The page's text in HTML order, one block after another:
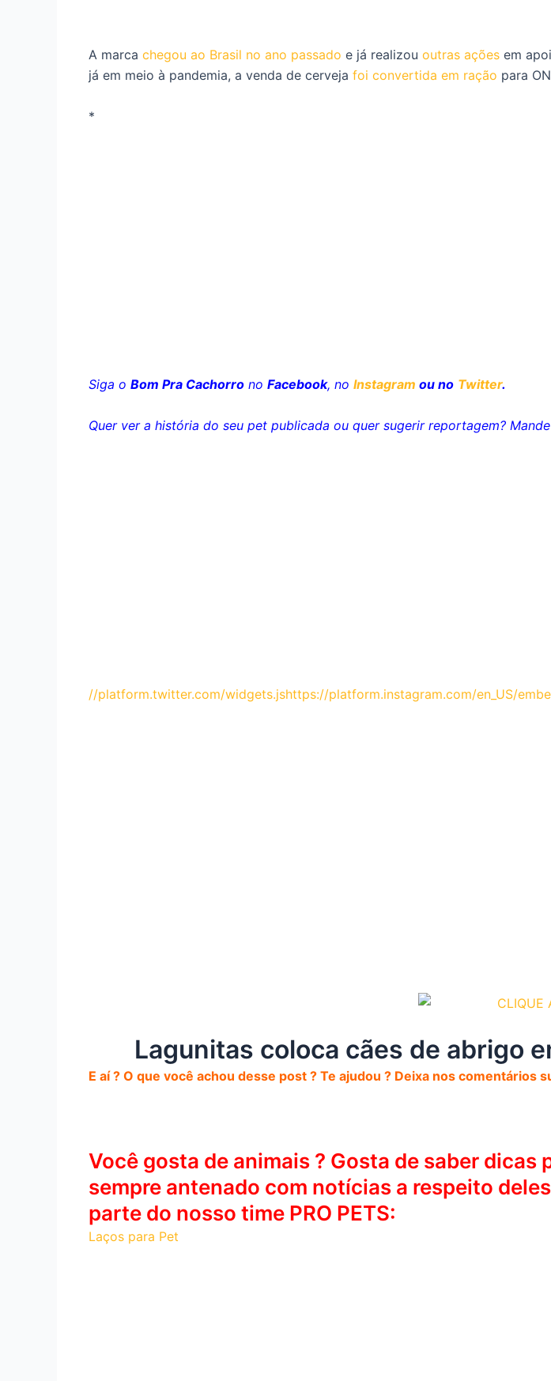
A marca chegou ao Brasil no ano passado e já realizou outras ações em
já em meio à pandemia, a venda de cerveja foi convertida em ração para
*
Siga o Bom Pra Cachorro no Facebook, no Instagram ou no Twitter.
Quer ver a história do seu pet publicada ou quer sugerir reportagem?
//platform.twitter.com/widgets.jshttps://platform.instagram.com/en_US/
Lagunitas coloca cães de abrigo
E aí ? O que você achou desse post ? Te ajudou ? Deixa nos comentários
Você gosta de animais ? Gosta de saber
sempre antenado com notícias a respeito
parte do nosso time PRO PETS:
Laços para Pet